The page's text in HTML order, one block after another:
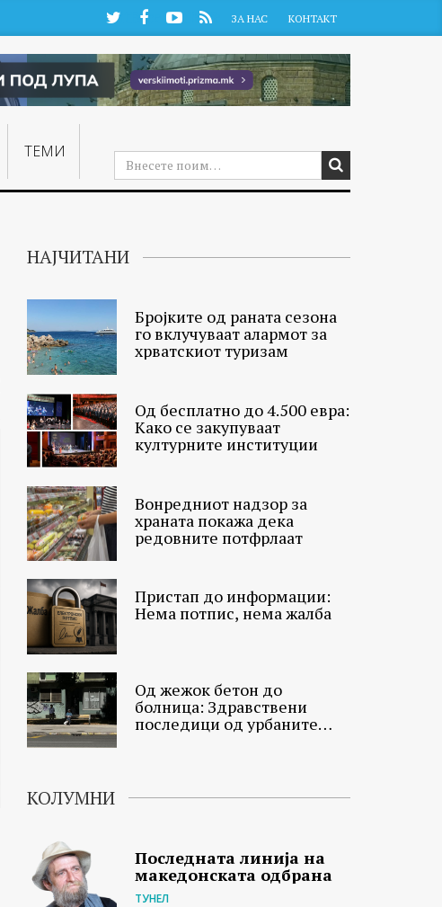
TwitterFacebookYouTube
RSS ЗА НАС КОНТАКТ
ТЕМИ
НАЈЧИТАНИ
Бројките од раната сезона
го вклучуваат алармот за
хрватскиот туризам
Од бесплатно до 4.500 евра:
Како се закупуваат
културните институции
Вонредниот надзор за
храната покажа дека
редовните потфрлаат
Пристап до информации:
Нема потпис, нема жалба
Од жежок бетон до
болница: Здравствени
последици од урбаните
КОЛУМНИ
Последната линија на
македонската одбрана
ТУНЕЛ